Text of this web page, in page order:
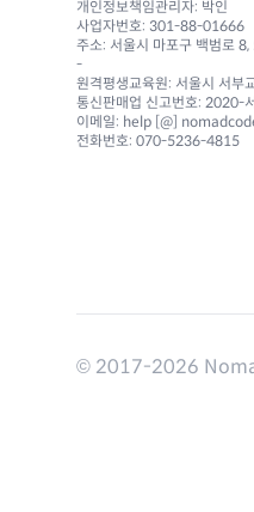
개인정보책임관리자: 박인
사업자번호: 301-88-01666
주소: 서울시 마포구 백범로
-
원격평생교육원: 서울시 서
통신판매업 신고번호: 2020-
이메일: help [@]
전화번호: 070-5236-4815
© 2017-2026